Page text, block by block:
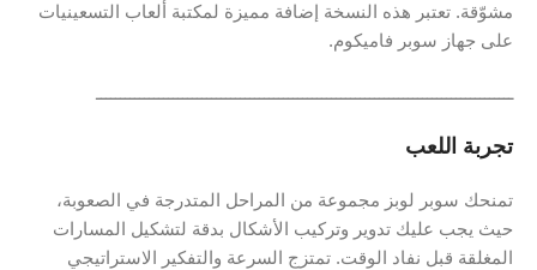
مشوّقة. تعتبر هذه النسخة إضافة مميزة لمكتبة ألعاب التسعينيات
على جهاز سوبر فاميكوم.
ـــــــــــــــــــــــــــــــــــــــــــــــــــــــــــــــــــــــــــــــــــــــ
تجربة اللعب
تمنحك سوبر لوبز مجموعة من المراحل المتدرجة في الصعوبة،
حيث يجب عليك تدوير وتركيب الأشكال بدقة لتشكيل المسارات
المغلقة قبل نفاد الوقت. تمتزج السرعة والتفكير الاستراتيجي